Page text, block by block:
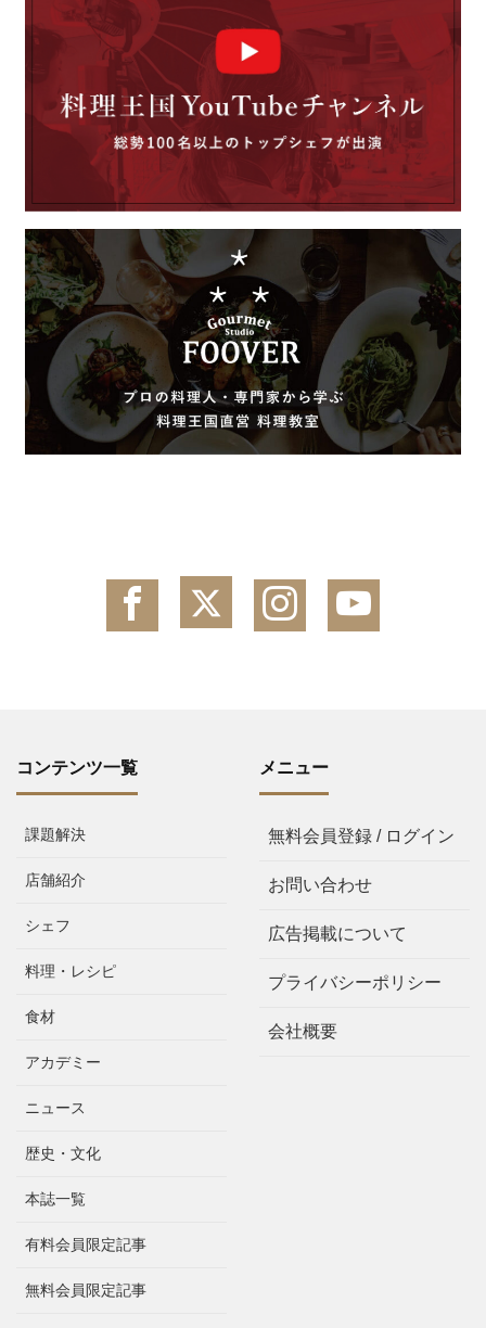
コンテンツ一覧
課題解決
店舗紹介
シェフ
料理・レシピ
食材
アカデミー
ニュース
歴史・文化
本誌一覧
有料会員限定記事
無料会員限定記事
メニュー
無料会員登録 / ログイン
お問い合わせ
広告掲載について
プライバシーポリシー
会社概要